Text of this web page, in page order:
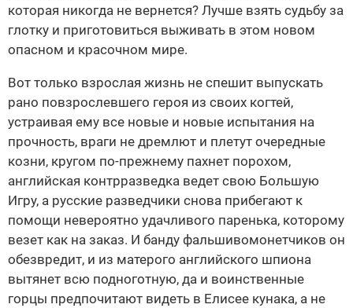
которая никогда не вернется? Лучше взять судьбу за
глотку и приготовиться выживать в этом новом
опасном и красочном мире.
Вот только взрослая жизнь не спешит выпускать
рано повзрослевшего героя из своих когтей,
устраивая ему все новые и новые испытания на
прочность, враги не дремлют и плетут очередные
козни, кругом по-прежнему пахнет порохом,
английская контрразведка ведет свою Большую
Игру, а русские разведчики снова прибегают к
помощи невероятно удачливого паренька, которому
везет как на заказ. И банду фальшивомонетчиков он
обезвредит, и из матерого английского шпиона
вытянет всю подноготную, да и воинственные
горцы предпочитают видеть в Елисее кунака, а не